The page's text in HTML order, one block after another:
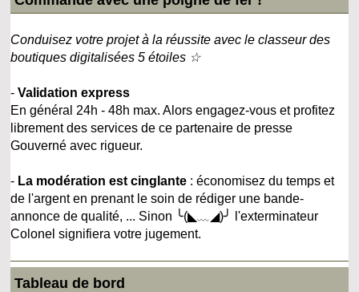
Conduisez votre projet à la réussite avec le classeur des
boutiques digitalisées 5 étoiles ☆
-Validation express
En général 24h - 48h max. Alors engagez-vous et profitez
librement des services de ce partenaire de presse
Gouverné avec rigueur.
- La modération est cinglante : économisez du temps et
de l'argent en prenant le soin de rédiger une bande-
annonce de qualité, ... Sinon ╰(◣﹏◢)╯ l'exterminateur
Colonel signifiera votre jugement.
Tableau de bord